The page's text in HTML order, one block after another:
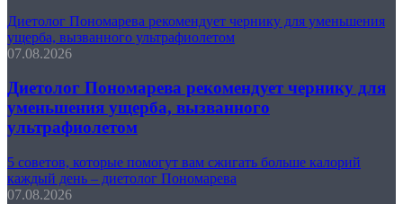
Диетолог Пономарева рекомендует чернику для уменьшения
ущерба, вызванного ультрафиолетом
07.08.2026
Диетолог Пономарева рекомендует чернику для
уменьшения ущерба, вызванного
ультрафиолетом
5 советов, которые помогут вам сжигать больше калорий
каждый день – диетолог Пономарева
07.08.2026